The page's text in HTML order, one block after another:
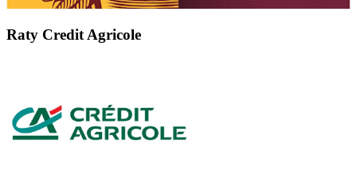
Raty Credit Agricole